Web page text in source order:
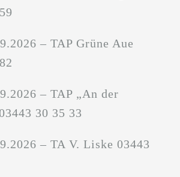
– TAP Grüne Aue
– TAP „An der
30 35 33
– TA V. Liske 03443